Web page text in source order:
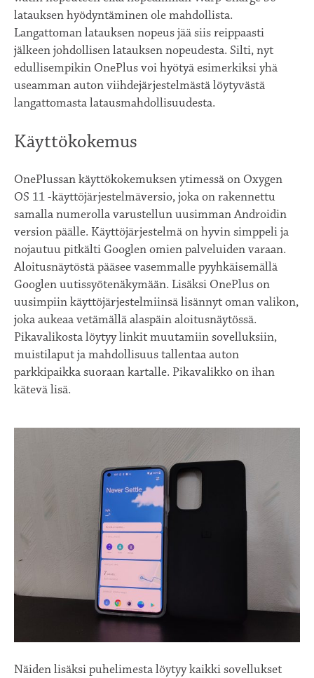
latauksen hyödyntäminen ole mahdollista.
Langattoman latauksen nopeus jää siis reippaasti
jälkeen johdollisen latauksen nopeudesta. Silti, nyt
edullisempikin OnePlus voi hyötyä esimerkiksi yhä
useamman auton viihdejärjestelmästä löytyvästä
langattomasta latausmahdollisuudesta.
Käyttökokemus
OnePlussan käyttökokemuksen ytimessä on Oxygen
OS 11 -käyttöjärjestelmäversio, joka on rakennettu
samalla numerolla varustellun uusimman Androidin
version päälle. Käyttöjärjestelmä on hyvin simppeli ja
nojautuu pitkälti Googlen omien palveluiden varaan.
Aloitusnäytöstä pääsee vasemmalle pyyhkäisemällä
Googlen uutissyötenäkymään. Lisäksi OnePlus on
uusimpiin käyttöjärjestelmiinsä lisännyt oman valikon,
joka aukeaa vetämällä alaspäin aloitusnäytössä.
Pikavalikosta löytyy linkit muutamiin sovelluksiin,
muistilaput ja mahdollisuus tallentaa auton
parkkipaikka suoraan kartalle. Pikavalikko on ihan
kätevä lisä.
Näiden lisäksi puhelimesta löytyy kaikki sovellukset